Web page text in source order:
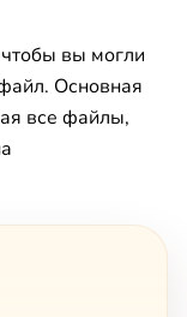
вы могли
Основная
все файлы,